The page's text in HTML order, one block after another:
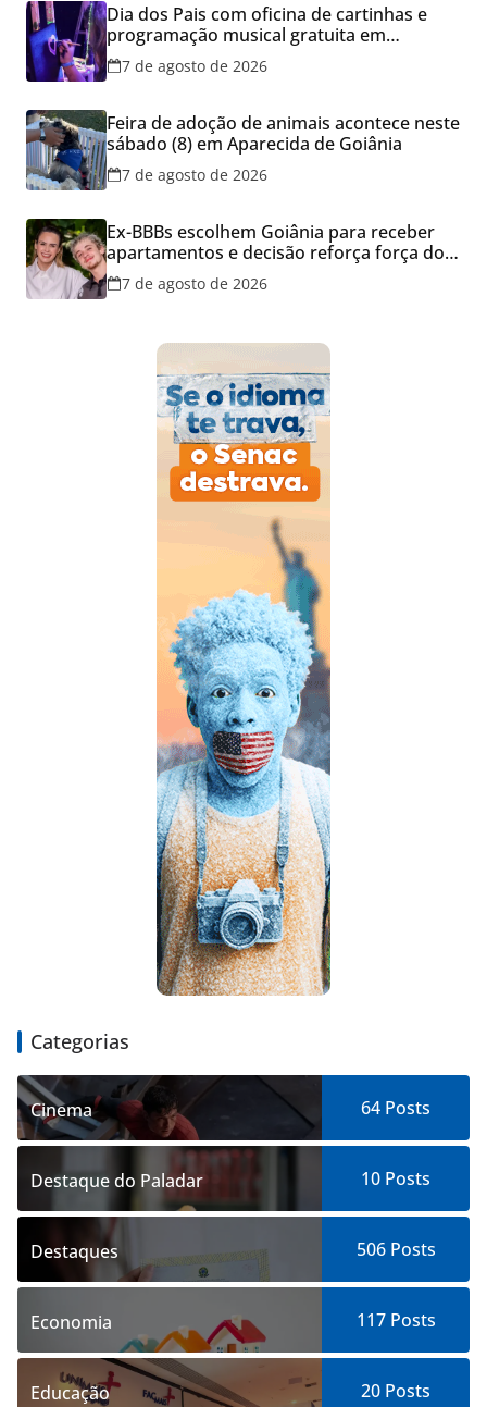
Dia dos Pais com oficina de cartinhas e
programação musical gratuita em
Aparecida de Goiânia
7 de agosto de 2026
Feira de adoção de animais acontece neste
sábado (8) em Aparecida de Goiânia
7 de agosto de 2026
Ex-BBBs escolhem Goiânia para receber
apartamentos e decisão reforça força do
mercado imobiliário da capital
7 de agosto de 2026
Categorias
Cinema 64 Posts
Destaque do Paladar 10 Posts
Destaques 506Posts
Economia 117Posts
Educação 20 Posts